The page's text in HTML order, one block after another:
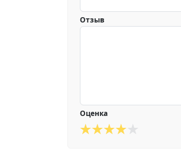
Отзыв
Оценка